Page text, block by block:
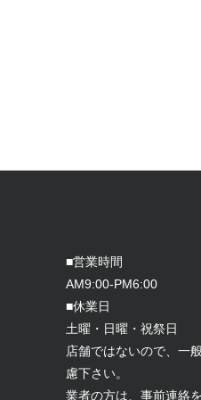
■営業時間
AM9:00-PM6:00
■休業日
土曜・日曜・祝祭日
店舗ではないので、一
慮下さい。
業者の方は、事前連絡